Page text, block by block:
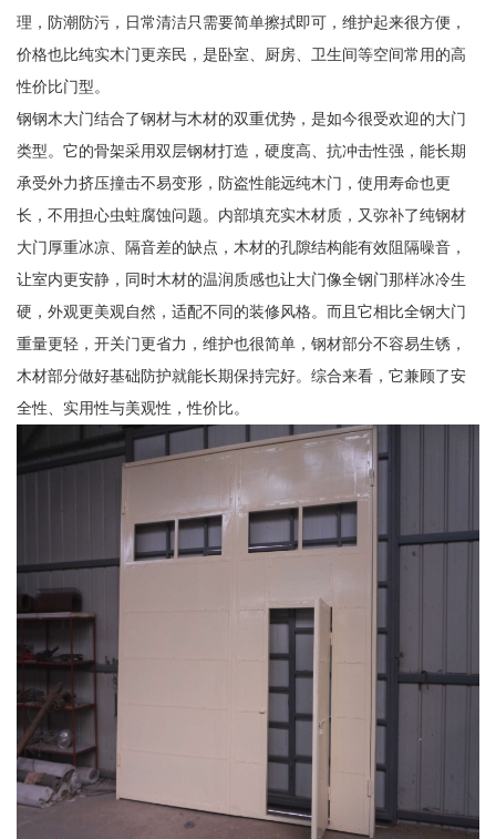
理，防潮防污，日常清洁只需要简单擦拭即可，维护起来很方便，
价格也比纯实木门更亲民，是卧室、厨房、卫生间等空间常用的高
性价比门型。
钢钢木大门结合了钢材与木材的双重优势，是如今很受欢迎的大门
类型。它的骨架采用双层钢材打造，硬度高、抗冲击性强，能长期
承受外力挤压撞击不易变形，防盗性能远纯木门，使用寿命也更
长，不用担心虫蛀腐蚀问题。内部填充实木材质，又弥补了纯钢材
大门厚重冰凉、隔音差的缺点，木材的孔隙结构能有效阻隔噪音，
让室内更安静，同时木材的温润质感也让大门像全钢门那样冰冷生
硬，外观更美观自然，适配不同的装修风格。而且它相比全钢大门
重量更轻，开关门更省力，维护也很简单，钢材部分不容易生锈，
木材部分做好基础防护就能长期保持完好。综合来看，它兼顾了安
全性、实用性与美观性，性价比。